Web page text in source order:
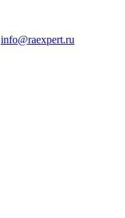
info@raexpert.ru